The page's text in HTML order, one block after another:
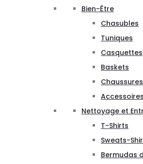
Bien-Être
Chasubles
Tuniques
Casquettes
Baskets
Accessoires
Nettoyage et
T-Shirts
Sweats-
Bermudas